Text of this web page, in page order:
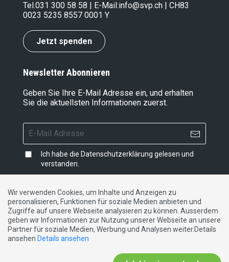
Tel.031 300 58 58 | E-Mail:info@svp.ch | CH83
0023 5235 8557 0001 Y
Jetzt spenden
Newsletter Abonnieren
Geben Sie Ihre E-Mail Adresse ein, und erhalten
Sie die aktuellsten Informationen zuerst.
Ich habe die Datenschutzerklärung gelesen und
verstanden.
Impressum|Datenschutzerklärung|Kontakt
DE FR IT
Wir verwenden Cookies, um Inhalte und Anzeigen zu
personalisieren, Funktionen für soziale Medien anbieten und
Zugriffe auf unsere Webseite analysieren zu können. Ausserdem
geben wir Informationen zur Nutzung unserer Webseite an unsere
Partner für soziale Medien, Werbung und Analysen weiter.Details
ansehen Details ansehen